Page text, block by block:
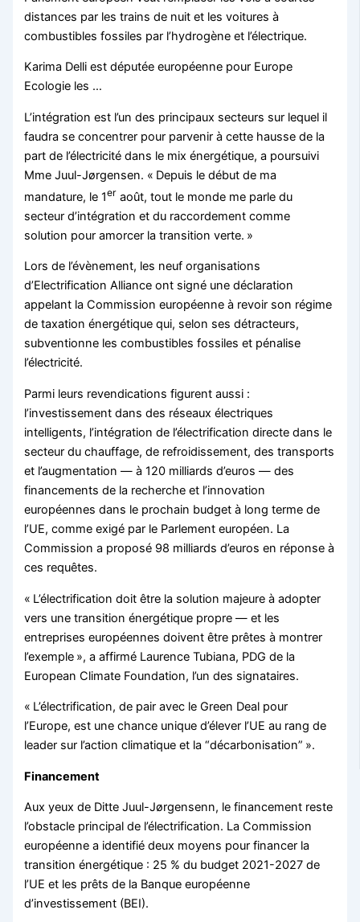
distances par les trains de nuit et les voitures à
combustibles fossiles par l’hydrogène et l’électrique.
Karima Delli est députée européenne pour Europe
Ecologie les …
L’intégration est l’un des principaux secteurs sur lequel il
faudra se concentrer pour parvenir à cette hausse de la
part de l’électricité dans le mix énergétique, a poursuivi
Mme Juul-Jørgensen. « Depuis le début de ma
mandature, le 1er août, tout le monde me parle du
secteur d’intégration et du raccordement comme
solution pour amorcer la transition verte. »
Lors de l’évènement, les neuf organisations
d’Electrification Alliance ont signé une déclaration
appelant la Commission européenne à revoir son régime
de taxation énergétique qui, selon ses détracteurs,
subventionne les combustibles fossiles et pénalise
l’électricité.
Parmi leurs revendications figurent aussi :
l’investissement dans des réseaux électriques
intelligents, l’intégration de l’électrification directe dans le
secteur du chauffage, de refroidissement, des transports
et l’augmentation — à 120 milliards d’euros — des
financements de la recherche et l’innovation
européennes dans le prochain budget à long terme de
l’UE, comme exigé par le Parlement européen. La
Commission a proposé 98 milliards d’euros en réponse à
ces requêtes.
« L’électrification doit être la solution majeure à adopter
vers une transition énergétique propre — et les
entreprises européennes doivent être prêtes à montrer
l’exemple », a affirmé Laurence Tubiana, PDG de la
European Climate Foundation, l’un des signataires.
« L’électrification, de pair avec le Green Deal pour
l’Europe, est une chance unique d’élever l’UE au rang de
leader sur l’action climatique et la “décarbonisation” ».
Financement
Aux yeux de Ditte Juul-Jørgensenn, le financement reste
l’obstacle principal de l’électrification. La Commission
européenne a identifié deux moyens pour financer la
transition énergétique : 25 % du budget 2021-2027 de
l’UE et les prêts de la Banque européenne
d’investissement (BEI).